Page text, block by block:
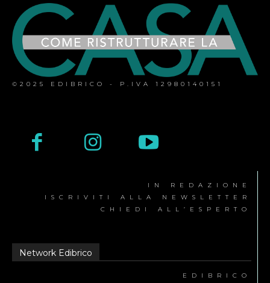
©2025 EDIBRICO - P.IVA 12980140151
IN REDAZIONE
ISCRIVITI ALLA NEWSLETTER
CHIEDI ALL’ESPERTO
Network Edibrico
EDIBRICO